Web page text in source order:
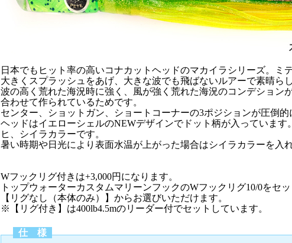
日本でもヒット率の高いコナカットヘッドのマカイラシリーズ。ミ
大きくスプラッシュをあげ、大きな波でも飛ばないルアーで素晴ら
波の高く荒れた海況時に強く、風が強く荒れた海況のコンデション
合わせて作られているためです。
センター、ショットガン、ショートコーナーの3ポジションが圧倒的
ヘッドはイエローシェルのNEWデザインでドット柄が入っています
ヒ、シイラカラーです。
暑い時期や日光により表面水温が上がった場合はシイラカラーを入
Wフックリグ付きは+3,000円になります。
トップウォーターカスタムマリーンフックのWフックリグ10/0をセ
【リグなし（本体のみ）】からお選びいただけます。
※【リグ付き】は400lb4.5mのリーダー付でセットしています。
仕 様